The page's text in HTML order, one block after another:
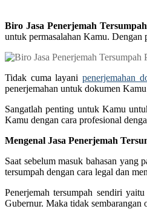
Biro Jasa Penerjemah
untuk permasalahan Kamu. Dengan
Tidak cuma layanipenerjemahan
penerjemahan untuk dokumen
Sangatlah penting untuk Kamu
Kamu dengan cara profesional
Mengenal Jasa Penerjemah
Saat sebelum masuk bahasan yang
tersumpah dengan cara legal dan
Penerjemah tersumpah sendiri
Gubernur. Maka tidak sembarangan